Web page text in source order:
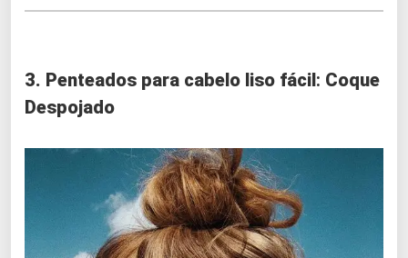
3. Penteados para cabelo liso fácil: Coque
Despojado